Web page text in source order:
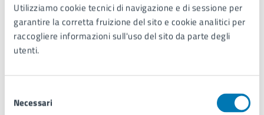
Utilizziamo cookie tecnici di navigazione e di sessione per
garantire la corretta fruizione del sito e cookie analitici per
raccogliere informazioni sull'uso del sito da parte degli
utenti.
delNecessari
sistema di trasporto ….(1.16 MB).
11 schema di assetto generale (masterplan)
(932.48 KB).
fondiarie(932.1 KB)